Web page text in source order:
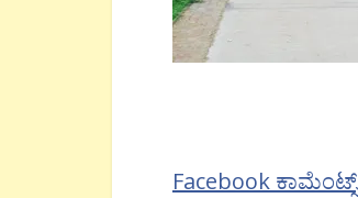
Facebook ಕಾಮೆಂಟ್ಸ್